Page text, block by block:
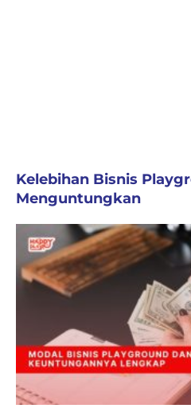
Kelebihan Bisnis
Menguntungkan